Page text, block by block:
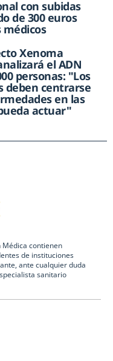
con subidas
de 300 euros
médicos
Xenoma
el ADN
personas: "Los
deben centrarse
en las
actuar"
Médica contienen
de instituciones
ante cualquier duda
sanitario